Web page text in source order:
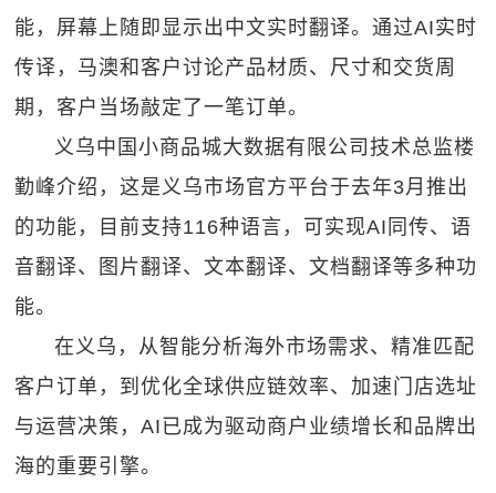
能，屏幕上随即显示出中文实时翻译。通过AI实时
传译，马澳和客户讨论产品材质、尺寸和交货周
期，客户当场敲定了一笔订单。
义乌中国小商品城大数据有限公司技术总监楼
勤峰介绍，这是义乌市场官方平台于去年3月推出
的功能，目前支持116种语言，可实现AI同传、语
音翻译、图片翻译、文本翻译、文档翻译等多种功
能。
在义乌，从智能分析海外市场需求、精准匹配
客户订单，到优化全球供应链效率、加速门店选址
与运营决策，AI已成为驱动商户业绩增长和品牌出
海的重要引擎。